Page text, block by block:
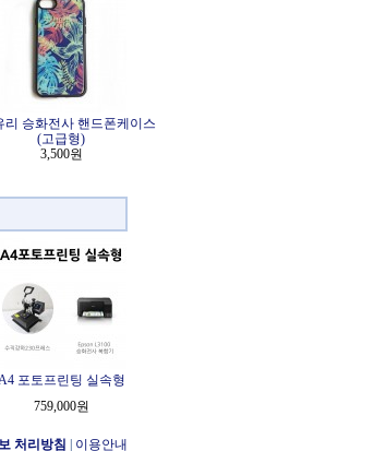
리 승화전사 핸드폰케이스
(고급형)
3,500원
포토프린팅 실속형
759,000원
처리방침 이용안내